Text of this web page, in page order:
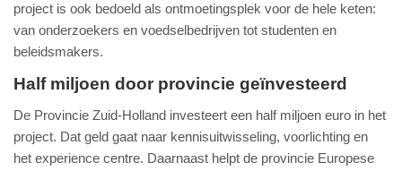
project is ook bedoeld als ontmoetingsplek voor de hele keten:
van onderzoekers en voedselbedrijven tot studenten en
beleidsmakers.
Half miljoen door provincie geïnvesteerd
De Provincie Zuid-Holland investeert een half miljoen euro in het
project. Dat geld gaat naar kennisuitwisseling, voorlichting en
het experience centre. Daarnaast helpt de provincie Europese